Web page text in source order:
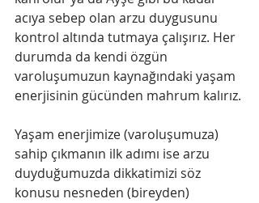
acıya sebep olan ​arzu​ duygusunu
kontrol altında tutmaya çalışırız. Her
durumda da kendi ​özgün
varoluşumuzun​ kaynağındaki yaşam
enerjisinin gücünden mahrum kalırız.
Yaşam enerjimize (​varoluşumuza)​
sahip çıkmanın ilk adımı ise arzu
duyduğumuzda dikkatimizi söz
konusu nesneden (bireyden)